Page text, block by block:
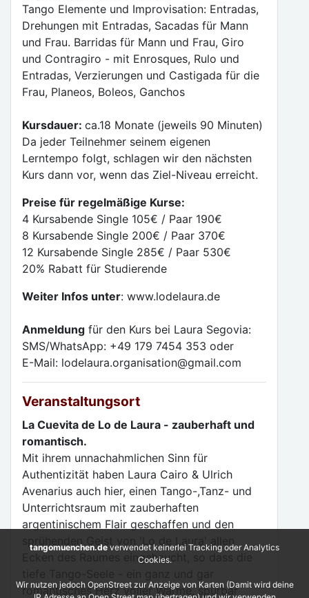
Tango Elemente und Improvisation: Entradas,
Drehungen mit Entradas, Sacadas für Mann
und Frau. Barridas für Mann und Frau, Giro
und Contragiro - mit Enrosques, Rulo und
Entradas, Verzierungen und Castigada für die
Frau, Planeos, Boleos, Ganchos
Kursdauer: ca.18 Monate (jeweils 90 Minuten)
Da jeder Teilnehmer seinem eigenen
Lerntempo folgt, schlagen wir den nächsten
Kurs dann vor, wenn das Ziel-Niveau erreicht.
Preise für regelmäßige Kurse:
4 Kursabende Single 105€ / Paar 190€
8 Kursabende Single 200€ / Paar 370€
12 Kursabende Single 285€ / Paar 530€
20% Rabatt für Studierende
Weiter Infos unter: www.lodelaura.de
Anmeldung für den Kurs bei Laura Segovia:
SMS/WhatsApp: +49 179 7454 353 oder
E-Mail: lodelaura.organisation@gmail.com
Veranstaltungsort
La Cuevita de Lo de Laura - zauberhaft und
romantisch.
Mit ihrem unnachahmlichen Sinn für
Authentizität haben Laura Cairo & Ulrich
Avenarius auch hier, einen Tango-,Tanz- und
Unterrichtsraum mit zauberhaften
argentinischem Flair geschaffen und den
sprühenden Geist von 'Lo de Laura' allen
Ecken des Raumes eingehaucht, so dass die
romantisches Herz voller Wärme, spürbar
tangomuenchen.de verwendet keinerlei Tracking oder Analytics
Cookies.
Wir nutzen jedoch OpenStreet zur Anzeige von Karten (Damit wird deine